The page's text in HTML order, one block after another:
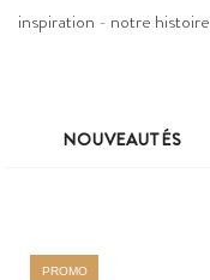
inspiration - notre histoire
NOUVEAUTÉS
PROMO